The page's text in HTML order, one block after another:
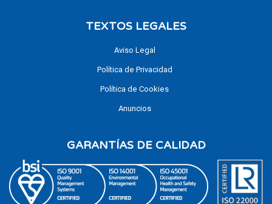
TEXTOS LEGALES
Aviso Legal
Política de Privacidad
Política de Cookies
Anuncios
GARANTÍAS DE CALIDAD